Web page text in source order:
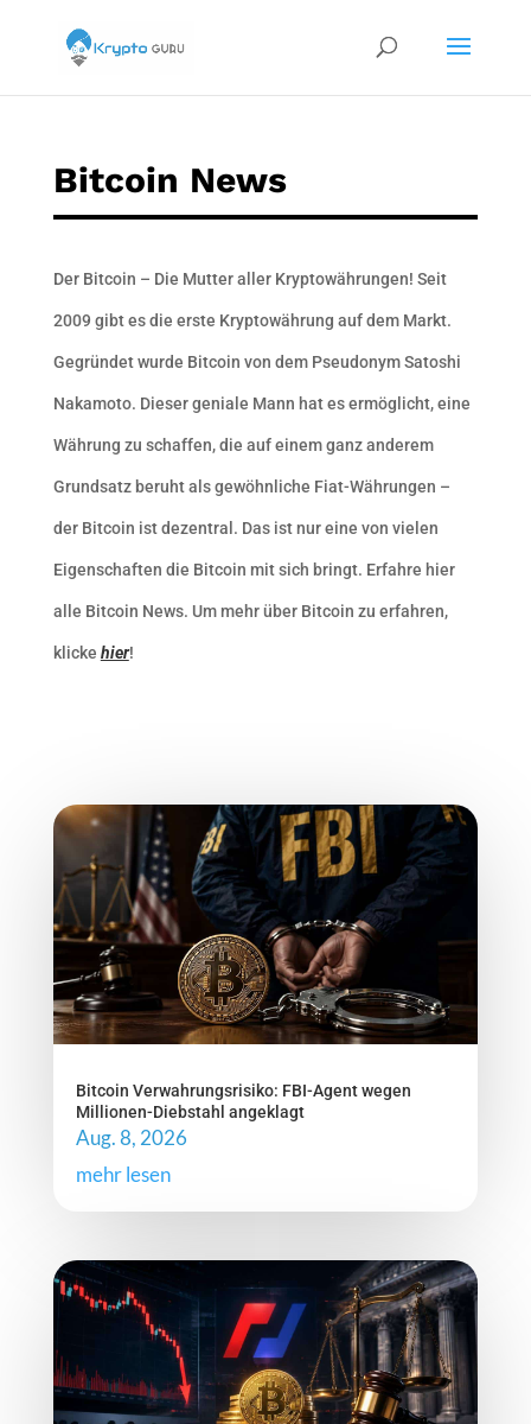
Bitcoin News
Der Bitcoin – Die Mutter aller Kryptowährungen! Seit
2009 gibt es die erste Kryptowährung auf dem Markt.
Gegründet wurde Bitcoin von dem Pseudonym Satoshi
Nakamoto. Dieser geniale Mann hat es ermöglicht, eine
Währung zu schaffen, die auf einem ganz anderem
Grundsatz beruht als gewöhnliche Fiat-Währungen –
der Bitcoin ist dezentral. Das ist nur eine von vielen
Eigenschaften die Bitcoin mit sich bringt. Erfahre hier
alle Bitcoin News. Um mehr über Bitcoin zu erfahren,
klicke hier!
Bitcoin Verwahrungsrisiko: FBI-Agent wegen
Millionen-Diebstahl angeklagt
Aug. 8, 2026
mehr lesen